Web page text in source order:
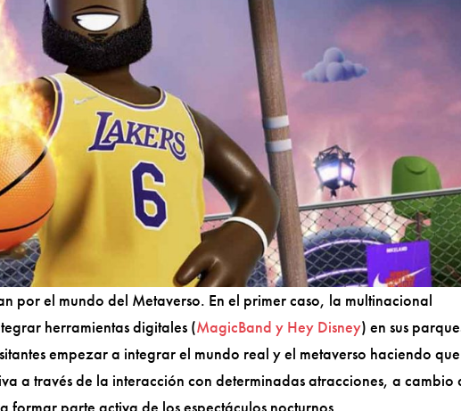
por el mundo del Metaverso. En el primer caso, la multinacional
herramientas digitales (MagicBand y Hey Disney) en sus
empezar a integrar el mundo real y el metaverso haciendo
a través de la interacción con determinadas atracciones, a cambio
formar parte activa de los espectáculos nocturnos.